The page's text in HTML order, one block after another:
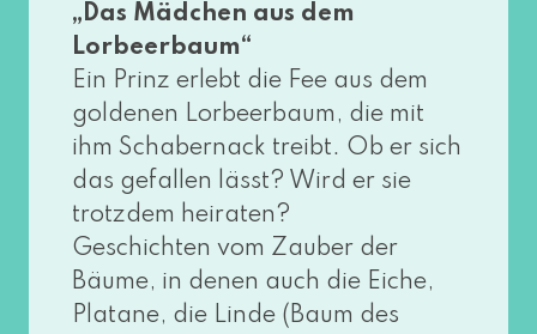
„Das Mädchen aus dem
Lorbeerbaum“
Ein Prinz erlebt die Fee aus dem
gol­de­nen Lorbeerbaum, die mit
ihm Schabernack treibt. Ob er sich
das gefal­len lässt? Wird er sie
trotz­dem hei­ra­ten?
Geschichten vom Zauber der
Bäume, in denen auch die Eiche,
Platane, die Linde (Baum des